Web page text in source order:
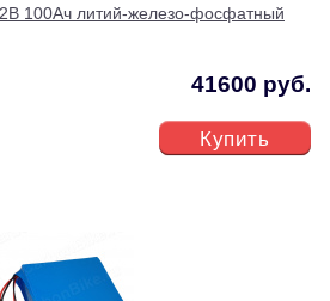
100Ач литий-железо-фосфатный
41600 руб.
Купить